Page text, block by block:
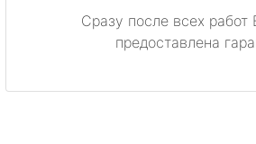
Сразу после всех работ
предоставлена